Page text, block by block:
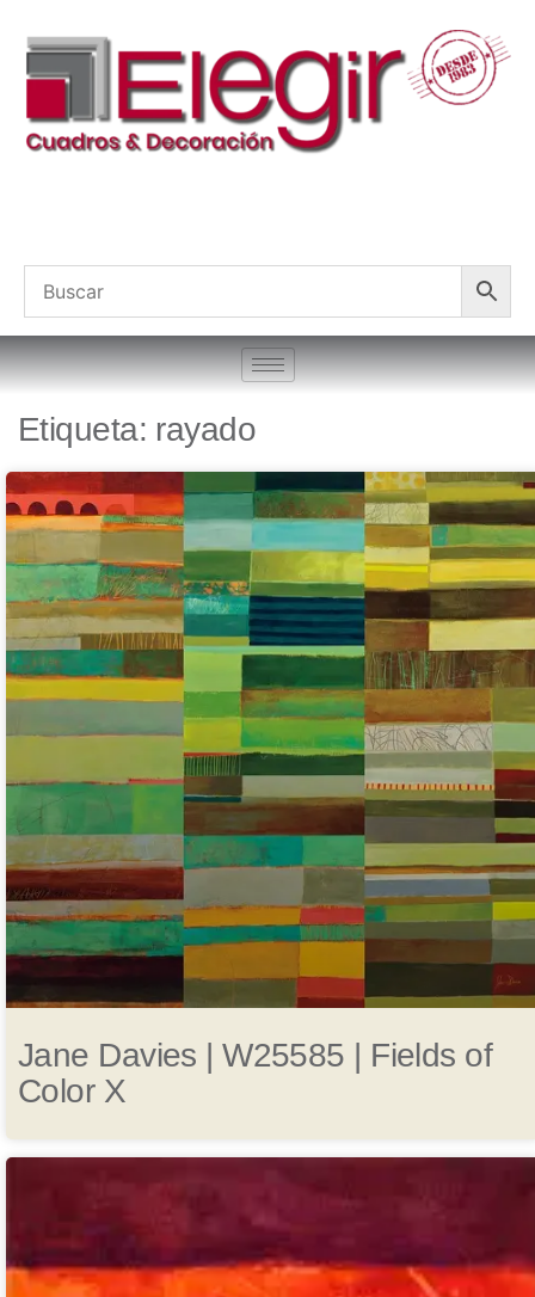
Etiqueta: rayado
Jane Davies | W25585 | Fields of
Color X